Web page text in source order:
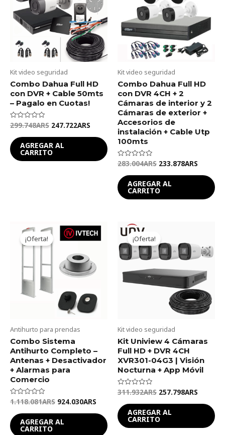
Kit video seguridad
Combo Dahua Full HD
con DVR + Cable 50mts
– Pagalo en Cuotas!
Valorado
en
de
5
299.748ARS 247.722ARS
AGREGAR AL
CARRITO
Kit video seguridad
Combo Dahua Full HD
con DVR 4CH + 2
Cámaras de interior y 2
Cámaras de exterior +
Accesorios de
instalación + Cable Utp
100mts
Valorado
en
de
5
283.004ARS 233.878ARS
AGREGAR AL
CARRITO
¡Oferta!
Antihurto para prendas
Combo Sistema
Antihurto Completo –
Antenas + Desactivador
+ Alarmas para
Comercio
Valorado
de
5
1.118.081ARS
Original
price
was:
924.030ARS
Current
price
is:
924.030ARS.
AGREGAR AL
CARRITO
¡Oferta!
Kit video seguridad
Kit Uniview 4 Cámaras
Full HD + DVR 4CH
XVR301-04G3 | Visión
Nocturna + App Móvil
Valorado
de
5
311.932ARS
was:
311.932ARS.
257.798ARS
AGREGAR AL
CARRITO